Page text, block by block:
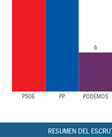
PSOE PP PODEMOS
6
RESUMEN DEL